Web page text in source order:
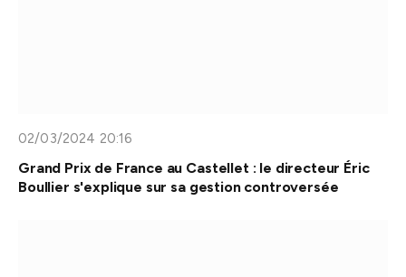
02/03/2024 20:16
Grand Prix de France au Castellet : le directeur Éric
Boullier s'explique sur sa gestion controversée